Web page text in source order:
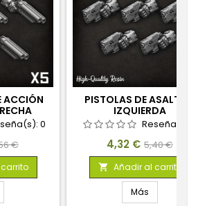
ACCIÓN
0
€
PISTOLAS DE ASALTO -
IZQUIERDA
Reseña(s):
Precio
4,32 € Precio
base
5,40 €
 Añadir al carrito
Más